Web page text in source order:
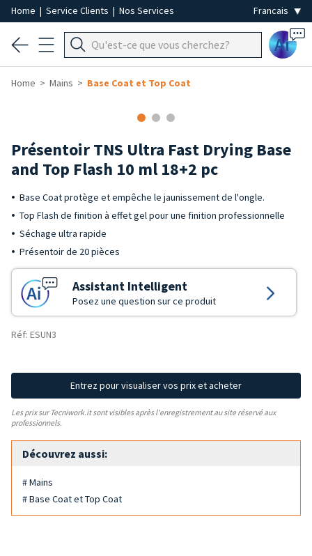
Home | Service Clients | Nos Services
Ai
Home Mains Base Coat et Top Coat
Présentoir TNS Ultra Fast Drying Base
and Top Flash 10 ml 18+2 pc
Base Coat protège et empêche le jaunissement de l'ongle.
Top Flash de finition à effet gel pour une finition professionnelle
Séchage ultra rapide
Présentoir de 20 pièces
Assistant Intelligent
Posez une question sur ce produit
Réf: ESUN3
Entrez pour visualiser vos prix et acheter
Les prix sur Tecniwork.it sont visibles après l'enregistrement au site réservé aux
professionnels.
Découvrez aussi:
# Mains
# Base Coat et Top Coat